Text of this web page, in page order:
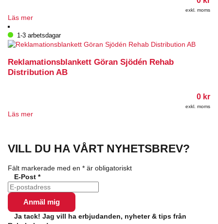
exkl. moms
Läs mer
1-3 arbetsdagar
Reklamationsblankett Göran Sjödén Rehab
Distribution AB
0 kr
exkl. moms
Läs mer
VILL DU HA VÅRT NYHETSBREV?
Fält markerade med en * är obligatoriskt
E-Post *
Ja tack! Jag vill ha erbjudanden, nyheter & tips från